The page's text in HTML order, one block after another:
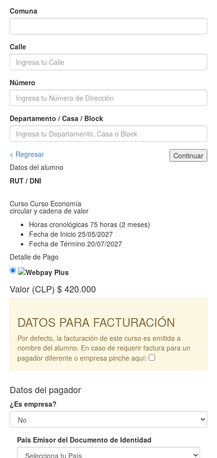
Comuna
Calle
Número
Departamento / Casa / Block
< Regresar
Continuar
Datos del alumno
RUT / DNI
Curso Curso Economía
circular y cadena de valor
Horas cronológicas 75 horas (2 meses)
Fecha de Inicio 25/05/2027
Fecha de Término 20/07/2027
Detalle de Pago
Valor (CLP) $ 420.000
DATOS PARA FACTURACIÓN
Por defecto, la facturación de este curso es emitida a
nombre del alumno. En caso de requerir factura para un
pagador diferente o empresa pinche aquí:
Datos del pagador
¿Es empresa?
País Emisor del Documento de Identidad